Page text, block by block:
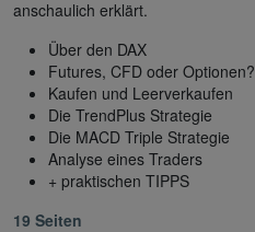
anschaulich erklärt.
Über den DAX
Futures, CFD oder Optionen?
Kaufen und Leerverkaufen
Die TrendPlus Strategie
Die MACD Triple Strategie
Analyse eines Traders
+ praktischen TIPPS
19 Seiten